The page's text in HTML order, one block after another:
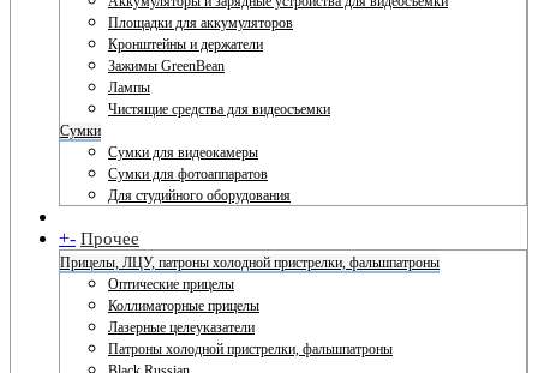
Площадки для аккумуляторов
Кронштейны и держатели
Зажимы GreenBean
Лампы
Чистящие средства для видеосъемки
Сумки
Сумки для видеокамеры
Сумки для фотоаппаратов
Для студийного оборудования
+- Прочее
Прицелы, ЛЦУ, патроны холодной пристрелки, фальшпатроны
Оптические прицелы
Коллиматорные прицелы
Лазерные целеуказатели
Патроны холодной пристрелки, фальшпатроны